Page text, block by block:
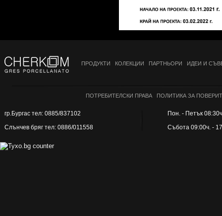
ПРОДУКТИ КОЛЕКЦИИ ПАРТНЬОРИ ИДЕИ И
ПОТРЕБИТЕЛСКИ ПРАВА ПОЛИТИКА ЗА
гр.Бургас тел: 0885/837102
Слънчев бряг тел: 0886/011558
Пон. - Петък
Събота 09:00ч. -